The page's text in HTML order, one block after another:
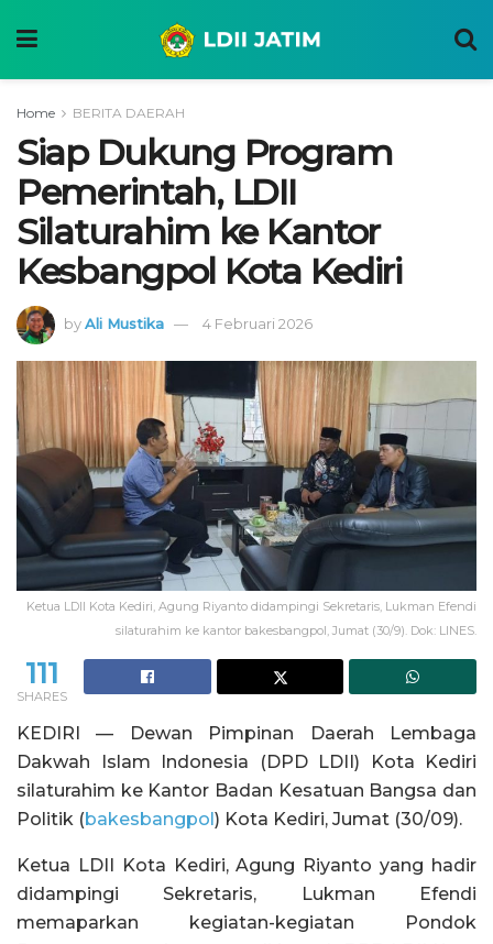
Home BERITA DAERAH
Siap Dukung Program
Pemerintah, LDII
Silaturahim ke Kantor
Kesbangpol Kota Kediri
byAli Mustika 4 Februari 2026
Ketua LDII Kota Kediri, Agung Riyanto didampingi Sekretaris, Lukman Efendi
silaturahim ke kantor bakesbangpol, Jumat (30/9). Dok: LINES.
111
SHARES
KEDIRI — Dewan Pimpinan Daerah Lembaga
Dakwah Islam Indonesia (DPD LDII) Kota Kediri
silaturahim ke Kantor Badan Kesatuan Bangsa dan
Politik (bakesbangpol) Kota Kediri, Jumat (30/09).
Ketua LDII Kota Kediri, Agung Riyanto yang hadir
didampingi Sekretaris, Lukman Efendi
memaparkan kegiatan-kegiatan Pondok